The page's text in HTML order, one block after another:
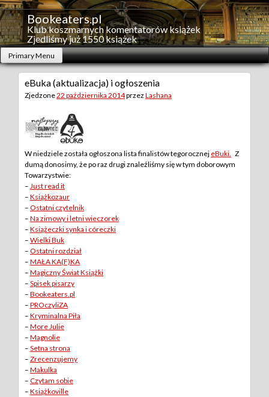
Skip
to
content
Bookeaters.pl
Klub koszmarnych komentatorów książek
Zjedliśmy już 1550 książek
Primary Menu
eBuka (aktualizacja) i ogłoszenia
Zjedzone22 października 2014przez Lashana
W niedziele została ogłoszona lista finalistów tegorocznej eBuki. Z
dumą donosimy, że po raz drugi znaleźliśmy się w tym doborowym
Towarzystwie:
– Just read it
– Książkozaur
– Ostatni czytelnik
– Na zimowy i letni wieczorek
– Książeczki synka i córeczki
– Wielki Buk
– Ostatni rozdział
– MAŁA KA(F)KA
– Magiczny Świat Książki
– Spisek pisarzy
– Bookeaters.pl
– PROczyliZA
– Kryminalna Piła
– More Julie
– Magnolie
– Setna strona
– Zrecenzujemy
– Makulka
– Czytam sobie
– Książkoville